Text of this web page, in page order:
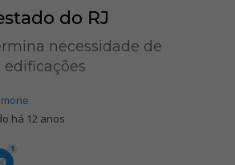
do RJ
necessidade de
há 12 anos
1